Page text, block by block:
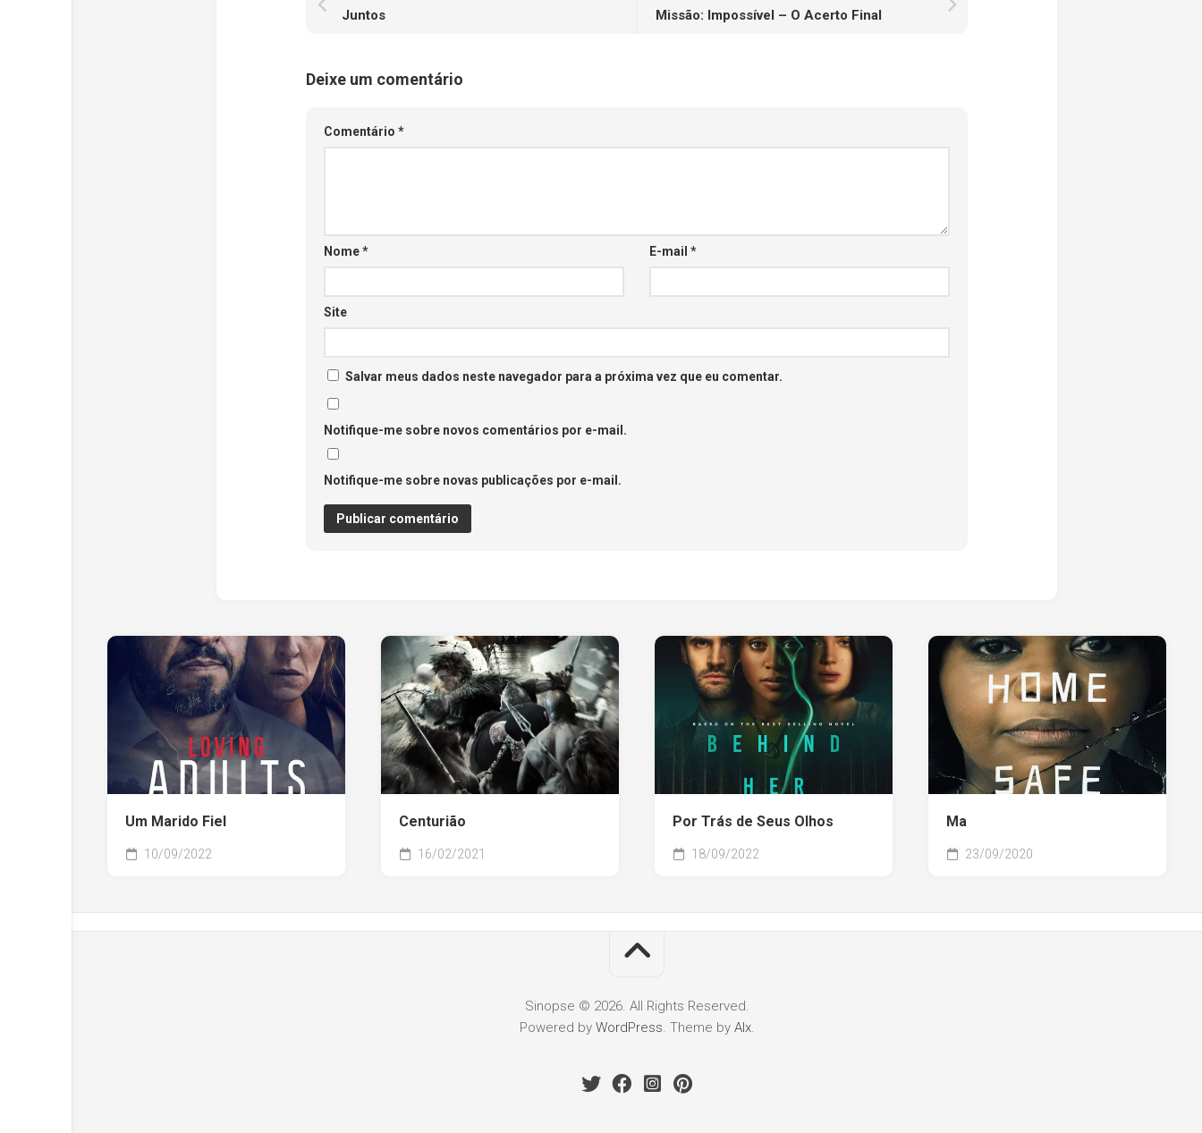
Missão: Impossível – O Acerto Final
Juntos
Deixe um comentário
Comentário *
Nome* E-mail *
Site
Salvar meus dados neste navegador para a próxima vez que eu comentar.
Notifique-me sobre novos comentários por e-mail.
Notifique-me sobre novas publicações por e-mail.
Um Marido Fiel
10/09/2022
Centurião
16/02/2021
Por Trás de Seus Olhos
18/09/2022
Ma
23/09/2020
Sinopse © 2026. All Rights Reserved.
Powered by WordPress. Theme by Alx.